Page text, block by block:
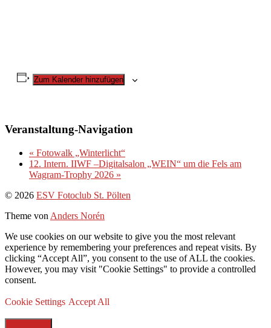
Zum Kalender hinzufügen
Veranstaltung-Navigation
« Fotowalk „Winterlicht“
12. Intern. IIWF –Digitalsalon „WEIN“ um die Fels am
Wagram-Trophy 2026 »
Nach
© 2026 ESV Fotoclub St. Pölten
Theme von Anders Norén
We use cookies on our website to give you the most relevant
experience by remembering your preferences and repeat visits. By
clicking “Accept All”, you consent to the use of ALL the cookies.
However, you may visit "Cookie Settings" to provide a controlled
consent.
Cookie Settings Accept All